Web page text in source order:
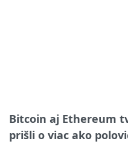
Bitcoin aj Ethereum
prišli o viac ako